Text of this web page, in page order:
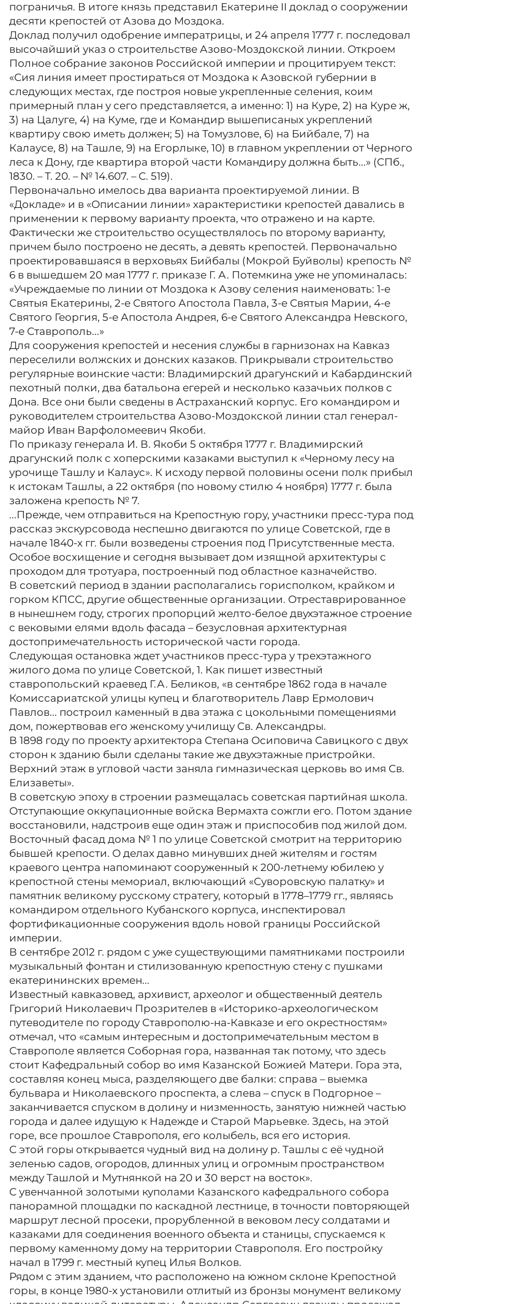
пограничья. В итоге князь представил Екатерине II доклад о сооружении
десяти крепостей от Азова до Моздока.
Доклад получил одобрение императрицы, и 24 апреля 1777 г. последовал
высочайший указ о строительстве Азово-Моздокской линии. Откроем
Полное собрание законов Российской империи и процитируем текст:
«Сия линия имеет простираться от Моздока к Азовской губернии в
следующих местах, где построя новые укрепленные селения, коим
примерный план у сего представляется, а именно: 1) на Куре, 2) на Куре ж,
3) на Цалуге, 4) на Куме, где и Командир вышеписаных укреплений
квартиру свою иметь должен; 5) на Томузлове, 6) на Бийбале, 7) на
Калаусе, 8) на Ташле, 9) на Егорлыке, 10) в главном укреплении от Черного
леса к Дону, где квартира второй части Командиру должна быть...» (СПб.,
1830. – Т. 20. – № 14.607. – С. 519).
Первоначально имелось два варианта проектируемой линии. В
«Докладе» и в «Описании линии» характеристики крепостей давались в
применении к первому варианту проекта, что отражено и на карте.
Фактически же строительство осуществлялось по второму варианту,
причем было построено не десять, а девять крепостей. Первоначально
проектировавшаяся в верховьях Бийбалы (Мокрой Буйволы) крепость №
6 в вышедшем 20 мая 1777 г. приказе Г. А. Потемкина уже не упоминалась:
«Учреждаемые по линии от Моздока к Азову селения наименовать: 1-е
Святыя Екатерины, 2-е Святого Апостола Павла, 3-е Святыя Марии, 4-е
Святого Георгия, 5-е Апостола Андрея, 6-е Святого Александра Невского,
7-е Ставрополь...»
Для сооружения крепостей и несения службы в гарнизонах на Кавказ
переселили волжских и донских казаков. Прикрывали строительство
регулярные воинские части: Владимирский драгунский и Кабардинский
пехотный полки, два батальона егерей и несколько казачьих полков с
Дона. Все они были сведены в Астраханский корпус. Его командиром и
руководителем строительства Азово-Моздокской линии стал генерал-
майор Иван Варфоломеевич Якоби.
По приказу генерала И. В. Якоби 5 октября 1777 г. Владимирский
драгунский полк с хоперскими казаками выступил к «Черному лесу на
урочище Ташлу и Калаус». К исходу первой половины осени полк прибыл
к истокам Ташлы, а 22 октября (по новому стилю 4 ноября) 1777 г. была
заложена крепость № 7.
...Прежде, чем отправиться на Крепостную гору, участники пресс-тура под
рассказ экскурсовода неспешно двигаются по улице Советской, где в
начале 1840-х гг. были возведены строения под Присутственные места.
Особое восхищение и сегодня вызывает дом изящной архитектуры с
проходом для тротуара, построенный под областное казначейство.
В советский период в здании располагались горисполком, крайком и
горком КПСС, другие общественные организации. Отреставрированное
в нынешнем году, строгих пропорций желто-белое двухэтажное строение
с вековыми елями вдоль фасада – безусловная архитектурная
достопримечательность исторической части города.
Следующая остановка ждет участников пресс-тура у трехэтажного
жилого дома по улице Советской, 1. Как пишет известный
ставропольский краевед Г.А. Беликов, «в сентябре 1862 года в начале
Комиссариатской улицы купец и благотворитель Лавр Ермолович
Павлов... построил каменный в два этажа с цокольными помещениями
дом, пожертвовав его женскому училищу Св. Александры.
В 1898 году по проекту архитектора Степана Осиповича Савицкого с двух
сторон к зданию были сделаны такие же двухэтажные пристройки.
Верхний этаж в угловой части заняла гимназическая церковь во имя Св.
Елизаветы».
В советскую эпоху в строении размещалась советская партийная школа.
Отступающие оккупационные войска Вермахта сожгли его. Потом здание
восстановили, надстроив еще один этаж и приспособив под жилой дом.
Восточный фасад дома № 1 по улице Советской смотрит на территорию
бывшей крепости. О делах давно минувших дней жителям и гостям
краевого центра напоминают сооруженный к 200-летнему юбилею у
крепостной стены мемориал, включающий «Суворовскую палатку» и
памятник великому русскому стратегу, который в 1778–1779 гг., являясь
командиром отдельного Кубанского корпуса, инспектировал
фортификационные сооружения вдоль новой границы Российской
империи.
В сентябре 2012 г. рядом с уже существующими памятниками построили
музыкальный фонтан и стилизованную крепостную стену с пушками
екатерининских времен...
Известный кавказовед, архивист, археолог и общественный деятель
Григорий Николаевич Прозрителев в «Историко-археологическом
путеводителе по городу Ставрополю-на-Кавказе и его окрестностям»
отмечал, что «самым интересным и достопримечательным местом в
Ставрополе является Соборная гора, на­званная так потому, что здесь
стоит Кафедральный собор во имя Казанской Божией Матери. Гора эта,
составляя конец мыса, разделяющего две балки: справа – выемка
бульвара и Николаевского про­спекта, а слева – спуск в Подгорное –
заканчи­вается спуском в долину и низменность, занятую нижней частью
города и далее идущую к Надежде и Старой Марьевке. Здесь, на этой
горе, все прошлое Ставрополя, его колыбель, вся его история.
С этой горы открывается чудный вид на доли­ну р. Ташлы с её чудной
зеленью садов, огородов, длинных улиц и огромным пространством
между Ташлой и Мутнянкой на 20 и 30 верст на восток».
С увенчанной золотыми куполами Казанского кафедрального собора
панорамной площадки по каскадной лестнице, в точности повторяющей
маршрут лесной просеки, прорубленной в вековом лесу солдатами и
казаками для соединения военного объекта и станицы, спускаемся к
первому каменному дому на территории Ставрополя. Его постройку
начал в 1799 г. местный купец Илья Волков.
Рядом с этим зданием, что расположено на южном склоне Крепостной
горы, в конце 1980-х установили отлитый из бронзы монумент великому